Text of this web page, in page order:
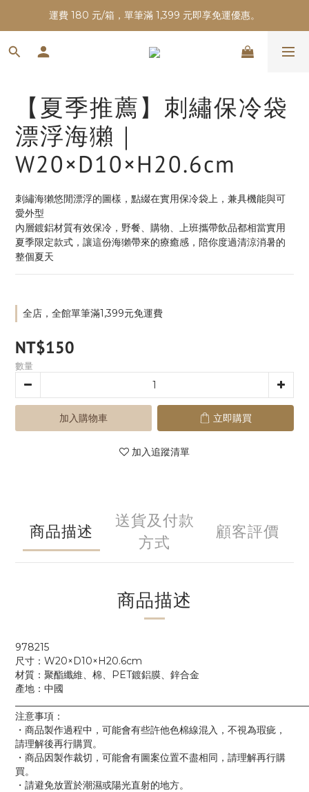
運費 180 元/箱，單筆滿 1,399 元即享免運優惠。
【夏季推薦】刺繡保冷袋
漂浮海獺｜
W20×D10×H20.6cm
刺繡海獺悠閒漂浮的圖樣，點綴在實用保冷袋上，兼具機能與可
愛外型
內層鍍鋁材質有效保冷，野餐、購物、上班攜帶飲品都相當實用
夏季限定款式，讓這份海獺帶來的療癒感，陪你度過清涼消暑的
整個夏天
全店，全館單筆滿1,399元免運費
NT$150
數量
加入購物車 立即購買
加入追蹤清單
商品描述
送貨及付款
方式
顧客評價
商品描述
978215
尺寸：W20×D10×H20.6cm
材質：聚酯纖維、棉、PET鍍鋁膜、鋅合金
產地：中國
注意事項：
・商品製作過程中，可能會有些許他色棉線混入，不視為瑕疵，
請理解後再行購買。
・商品因製作裁切，可能會有圖案位置不盡相同，請理解再行購
買。
・請避免放置於潮濕或陽光直射的地方。